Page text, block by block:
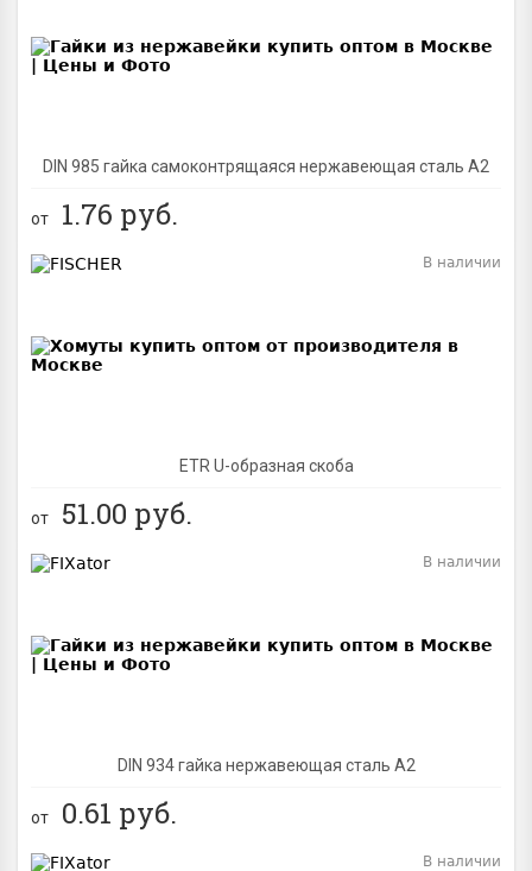
DIN 985 гайка самоконтрящаяся нержавеющая сталь A2
от 1.76 руб.
ETR U-образная скоба
В наличии
от 51.00 руб.
DIN 934 гайка нержавеющая сталь A2
В наличии
от 0.61 руб.
В наличии